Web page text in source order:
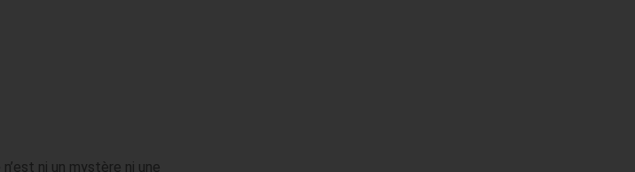
n’est ni un mystère ni une